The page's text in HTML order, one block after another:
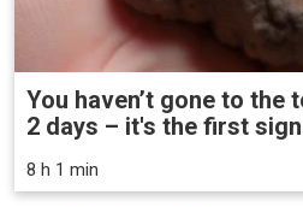
You haven’t gone to the
2 days – it's the first
8 h 1 min